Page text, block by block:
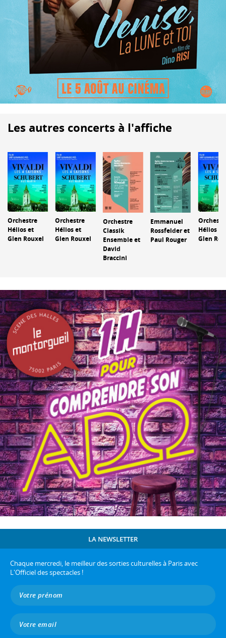
Les autres concerts à l'affiche
Orchestre
Hélios et
Glen Rouxel
Orchestre
Hélios et
Glen Rouxel
Orchestre
Classik
Ensemble et
David
Braccini
Emmanuel
Rossfelder et
Paul Rouger
Hélios et
Glen
LA NEWSLETTER
Chaque mercredi, le meilleur des sorties culturelles à Paris avec
L'Officiel des spectacles !